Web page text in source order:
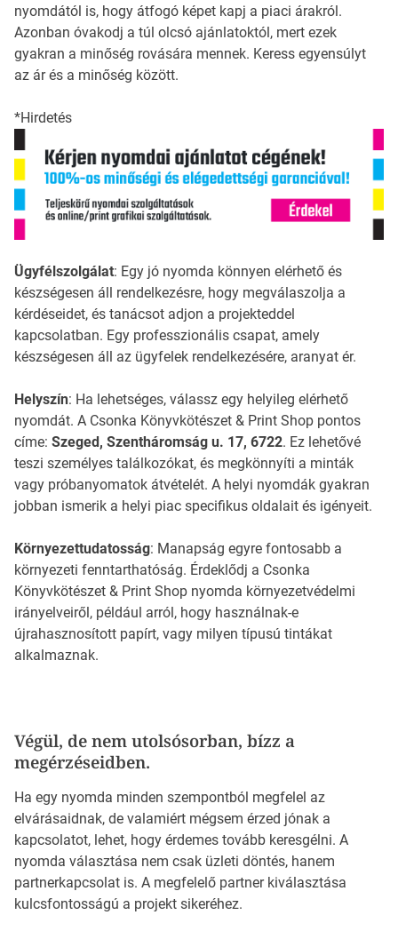
nyomdától is, hogy átfogó képet kapj a piaci árakról.
Azonban óvakodj a túl olcsó ajánlatoktól, mert ezek
gyakran a minőség rovására mennek. Keress egyensúlyt
az ár és a minőség között.
*Hirdetés
Ügyfélszolgálat: Egy jó nyomda könnyen elérhető és
készségesen áll rendelkezésre, hogy megválaszolja a
kérdéseidet, és tanácsot adjon a projekteddel
kapcsolatban. Egy professzionális csapat, amely
készségesen áll az ügyfelek rendelkezésére, aranyat ér.
Helyszín: Ha lehetséges, válassz egy helyileg elérhető
nyomdát. A Csonka Könyvkötészet & Print Shop pontos
címe: Szeged, Szentháromság u. 17, 6722. Ez lehetővé
teszi személyes találkozókat, és megkönnyíti a minták
vagy próbanyomatok átvételét. A helyi nyomdák gyakran
jobban ismerik a helyi piac specifikus oldalait és igényeit.
Környezettudatosság: Manapság egyre fontosabb a
környezeti fenntarthatóság. Érdeklődj a Csonka
Könyvkötészet & Print Shop nyomda környezetvédelmi
irányelveiről, például arról, hogy használnak-e
újrahasznosított papírt, vagy milyen típusú tintákat
alkalmaznak.
Végül, de nem utolsósorban, bízz a
megérzéseidben.
Ha egy nyomda minden szempontból megfelel az
elvárásaidnak, de valamiért mégsem érzed jónak a
kapcsolatot, lehet, hogy érdemes tovább keresgélni. A
nyomda választása nem csak üzleti döntés, hanem
partnerkapcsolat is. A megfelelő partner kiválasztása
kulcsfontosságú a projekt sikeréhez.